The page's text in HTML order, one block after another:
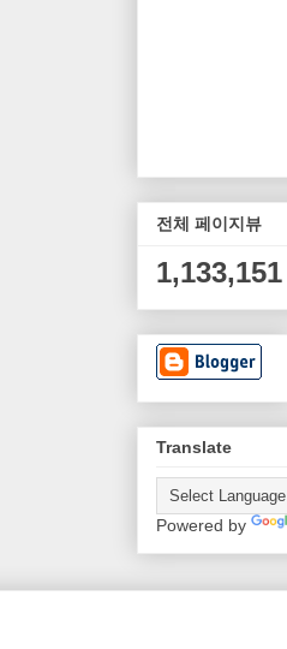
전체 페이지뷰
1,133,151
Translate
Powered by